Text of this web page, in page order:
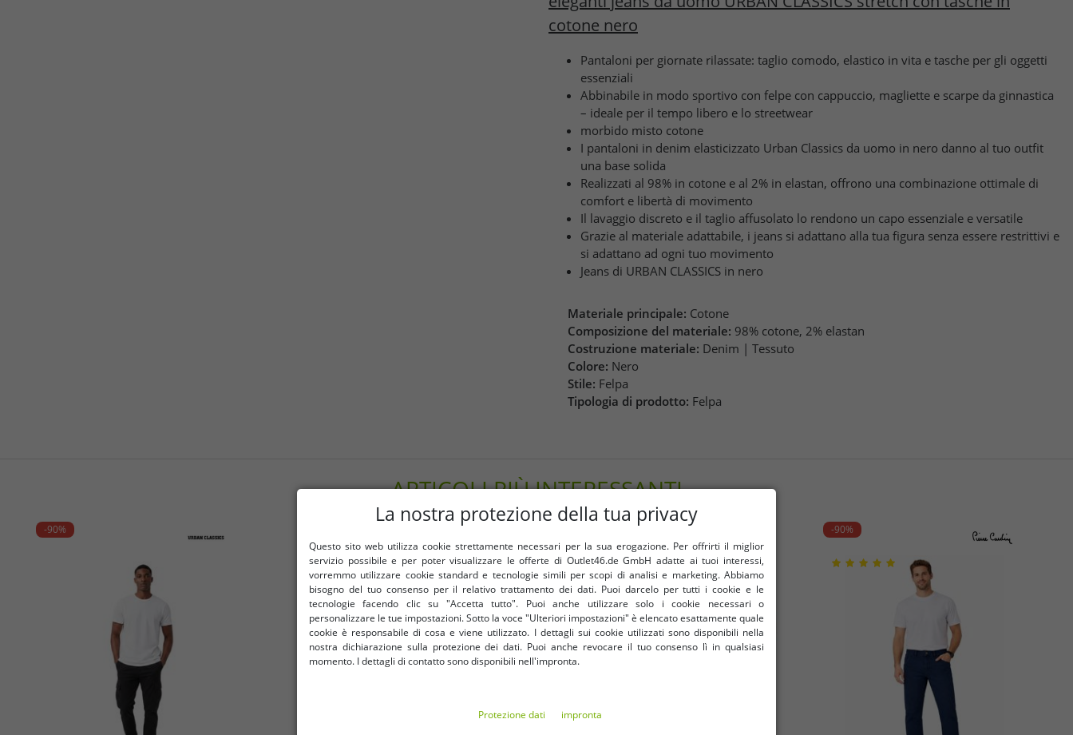
cotone nero
Pantaloni per giornate rilassate: taglio comodo, elastico in vita e tasche per gli oggetti
essenziali
Abbinabile in modo sportivo con felpe con cappuccio, magliette e scarpe da ginnastica
– ideale per il tempo libero e lo streetwear
morbido misto cotone
I pantaloni in denim elasticizzato Urban Classics da uomo in nero danno al tuo outfit
una base solida
Realizzati al 98% in cotone e al 2% in elastan, offrono una combinazione ottimale di
comfort e libertà di movimento
Il lavaggio discreto e il taglio affusolato lo rendono un capo essenziale e versatile
Grazie al materiale adattabile, i jeans si adattano alla tua figura senza essere restrittivi e
si adattano ad ogni tuo movimento
Jeans di URBAN CLASSICS in nero
Materiale principale: Cotone
Composizione del materiale: 98% cotone, 2% elastan
Costruzione materiale: Denim | Tessuto
Colore: Nero
Stile: Felpa
Tipologia di prodotto: Felpa
ARTICOLI PIÙ INTERESSANTI
-90% -90%
La nostra protezione della tua privacy
Questo sito web utilizza cookie strettamente necessari per la sua erogazione. Per offrirti il ​​miglior
servizio possibile e per poter visualizzare le offerte di Outlet46.de GmbH adatte ai tuoi interessi,
vorremmo utilizzare cookie standard e tecnologie simili per scopi di analisi e marketing. Abbiamo
bisogno del tuo consenso per il relativo trattamento dei dati. Puoi darcelo per tutti i cookie e le
tecnologie facendo clic su "Accetta tutto". Puoi anche utilizzare solo i cookie necessari o
personalizzare le tue impostazioni. Sotto la voce "Ulteriori impostazioni" è elencato esattamente quale
cookie è responsabile di cosa e viene utilizzato. I dettagli sui cookie utilizzati sono disponibili nella
nostra dichiarazione sulla protezione dei dati. Puoi anche revocare il tuo consenso lì in qualsiasi
momento. I dettagli di contatto sono disponibili nell'impronta.
Protezione dati impronta